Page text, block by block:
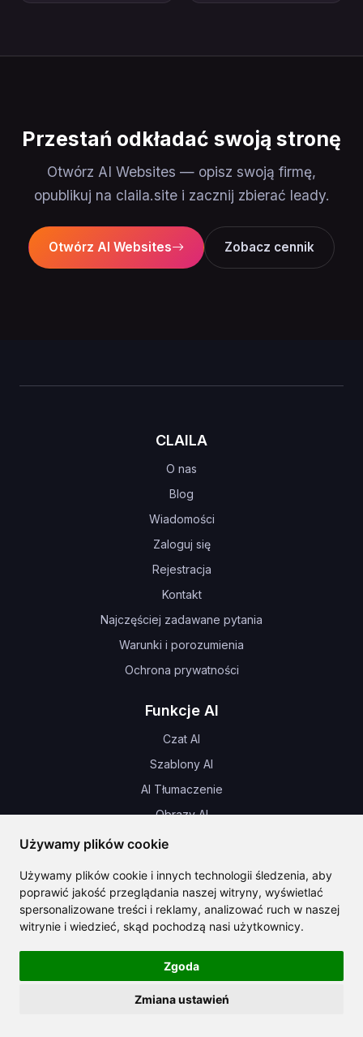
Używamy plików cookie
Używamy plików cookie i innych technologii śledzenia, aby
poprawić jakość przeglądania naszej witryny, wyświetlać
spersonalizowane treści i reklamy, analizować ruch w naszej
witrynie i wiedzieć, skąd pochodzą nasi użytkownicy.
Zgoda
Zmiana ustawień
Przestań odkładać swoją stronę
Otwórz AI Websites — opisz swoją firmę,
opublikuj na claila.site i zacznij zbierać leady.
Otwórz AI Websites Zobacz cennik
CLAILA
O nas
Blog
Wiadomości
Zaloguj się
Rejestracja
Kontakt
Najczęściej zadawane pytania
Warunki i porozumienia
Ochrona prywatności
Funkcje AI
Czat AI
Szablony AI
AI Tłumaczenie
Obrazy AI
Muzyka AI
AI Projektowanie domu
Nowości i aktualizacje